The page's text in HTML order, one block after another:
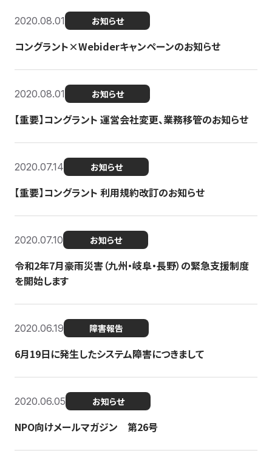
2020.08.01 お知らせ
コングラント×Webiderキャンペーンのお知らせ
2020.08.01 お知らせ
【重要】コングラント 運営会社変更、業務移管のお知らせ
2020.07.14 お知らせ
【重要】コングラント 利用規約改訂のお知らせ
2020.07.10 お知らせ
令和2年7月豪雨災害（九州・岐阜・長野）の緊急支援制度
を開始します
2020.06.19 障害報告
6月19日に発生したシステム障害につきまして
2020.06.05 お知らせ
NPO向けメールマガジン 第26号